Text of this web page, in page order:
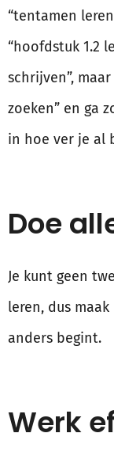
“tentamen
“hoofdstuk 1.2
schrijven”,
zoeken” en ga
in hoe ver je al
Doe
Je kunt geen
leren, dus
anders begint.
Werk